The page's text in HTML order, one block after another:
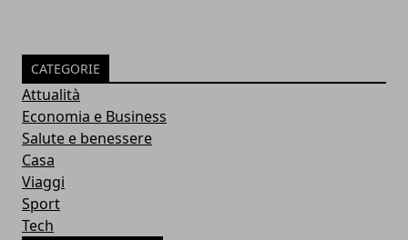
CATEGORIE
Attualità
Economia e Business
Salute e benessere
Casa
Viaggi
Sport
Tech